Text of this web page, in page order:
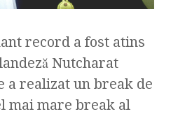
record a fost atins
Nutcharat
a realizat un break de
mai mare break al